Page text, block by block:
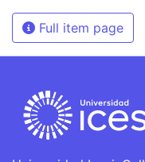
Full item page